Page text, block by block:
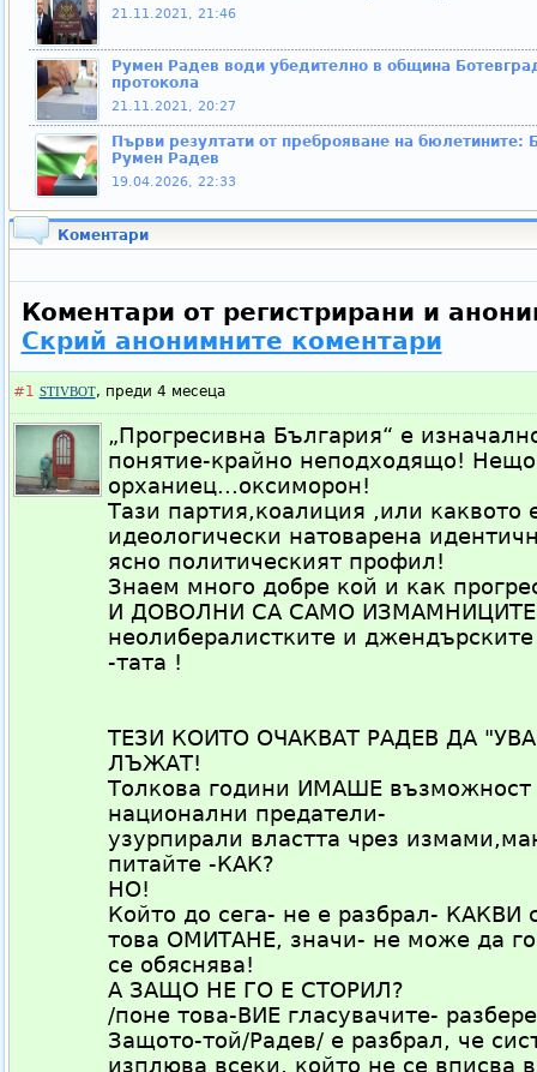
21.11.2021, 21:46
Румен Радев води убедително в община
протокола
21.11.2021, 20:27
Първи резултати от преброяване на бюлетините:
Румен Радев
19.04.2026, 22:33
Коментари
Коментари от регистрирани и
Скрий анонимните коментари
#1 STIVBOT, преди 4 месеца
„Прогресивна България“ е
понятие-крайно неподходящо! Нещо
орханиец...оксиморон!
Тази партия,коалиция ,или каквото
идеологически натоварена
ясно политическият профил!
Знаем много добре кой и как
И ДОВОЛНИ СА САМО
неолибералистките и
-тата !
ТЕЗИ КОИТО ОЧАКВАТ РАДЕВ ДА
ЛЪЖАТ!
Толкова години ИМАШЕ възможност
национални предатели-
узурпирали властта чрез
питайте -КАК?
НО!
Който до сега- не е разбрал- КАКВИ
това ОМИТАНЕ, значи- не може да
се обяснява!
А ЗАЩО НЕ ГО Е СТОРИЛ?
/поне това-ВИЕ гласувачите-
Защото-той/Радев/ е разбрал, че
изплюва всеки, който не се вписва